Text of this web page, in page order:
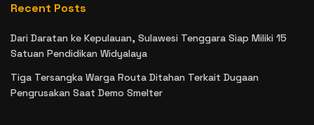
Recent Posts
Dari Daratan ke Kepulauan, Sulawesi Tenggara Siap Miliki 15
Satuan Pendidikan Widyalaya
Tiga Tersangka Warga Routa Ditahan Terkait Dugaan
Pengrusakan Saat Demo Smelter